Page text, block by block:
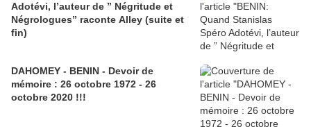
Adotévi, l’auteur de ” Négritude et
Négrologues” raconte Alley (suite et
fin)
DAHOMEY - BENIN - Devoir de
mémoire : 26 octobre 1972 - 26
octobre 2020 !!!